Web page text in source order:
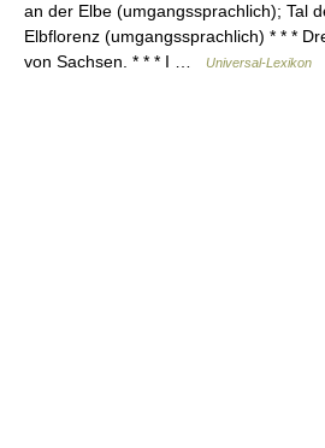
an der Elbe (umgangssprachlich); Tal
Elbflorenz (umgangssprachlich) * * *
von Sachsen. * * * I …
Universal-Lexikon